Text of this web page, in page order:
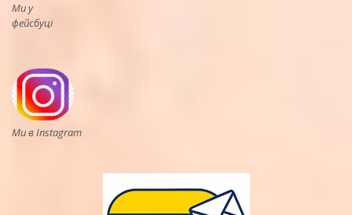
Ми у
фейсбуці
Ми в Instagram